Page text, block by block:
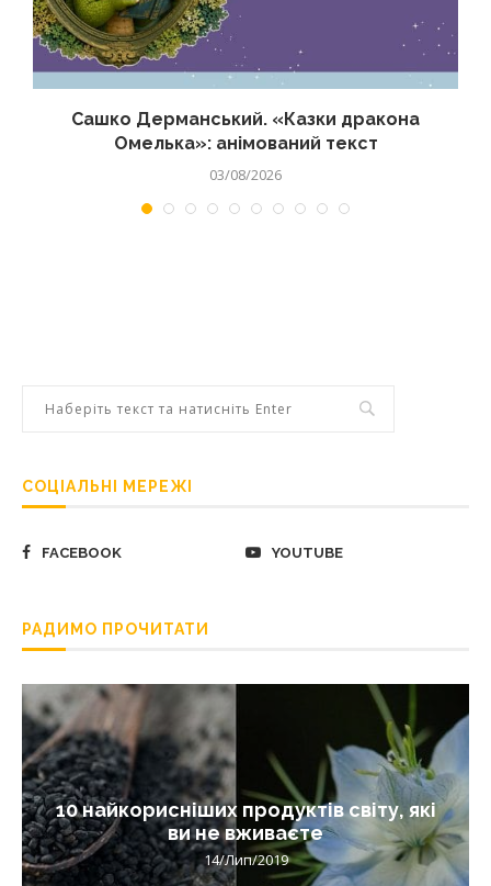
Сашко Дерманський. «Казки дракона
Омелька»: анімований текст
03/08/2026
СОЦІАЛЬНІ МЕРЕЖІ
FACEBOOK YOUTUBE
РАДИМО ПРОЧИТАТИ
10 найкорисніших продуктів світу, які
ви не вживаєте
14/Лип/2019